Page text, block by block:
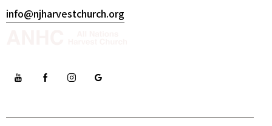
info@njharvestchurch.org